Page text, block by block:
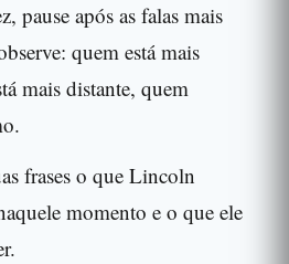
pause após as falas mais
quem está mais
mais distante, quem
frases o que Lincoln
momento e o que ele